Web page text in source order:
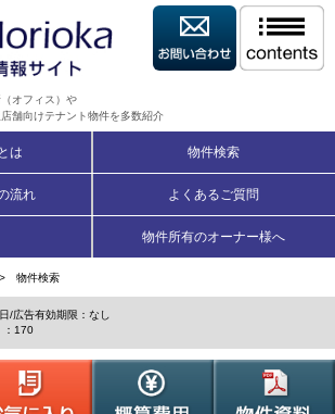
オフィス）や
舗向けテナント物件を多数紹介
は 物件検索
流れ よくあるご質問
物件所有のオーナー様へ
物件検索
/広告有効期限：なし
：170